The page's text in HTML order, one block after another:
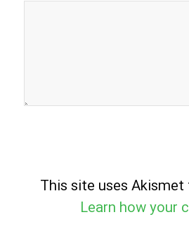
This site uses
Learn how your